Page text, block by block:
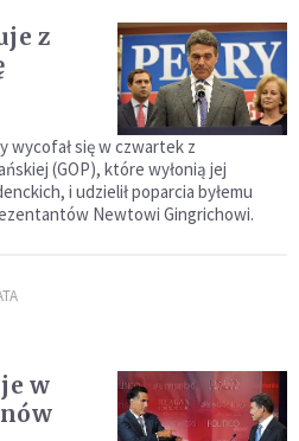
z
wycofał się w czwartek z
(GOP), które wyłonią jej
i udzielił poparcia byłemu
Newtowi Gingrichowi.
w